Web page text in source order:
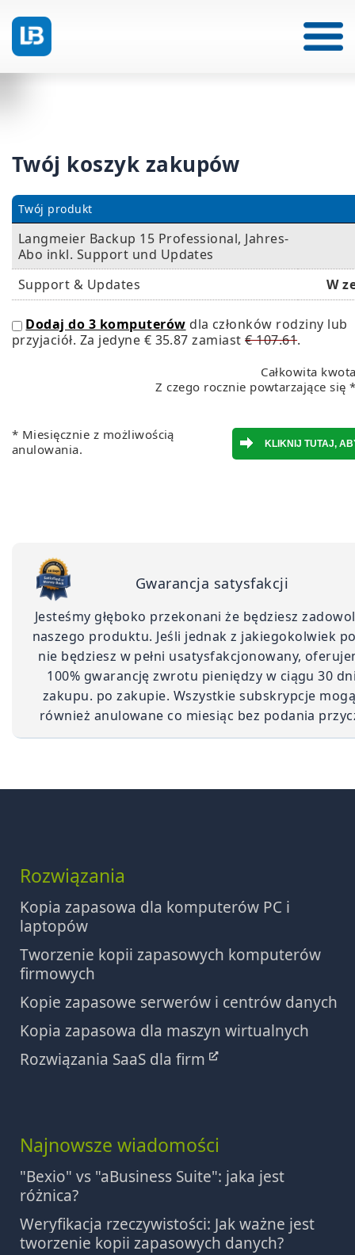
Twój koszyk zakupów
Twój produkt
Langmeier Backup 15 Professional, Jahres-
Abo inkl. Support und Updates
Support & Updates
W
Dodaj do 3 komputerów dla członków rodziny lub
przyjaciół. Za jedyne € 35.87 zamiast€ 107.61.
Całkowita
Z czego rocznie powtarzające się
* Miesięcznie z możliwością
anulowania.
Gwarancja satysfakcji
Jesteśmy głęboko przekonani że będziesz
naszego produktu. Jeśli jednak z jakiegokolwiek
nie będziesz w pełni usatysfakcjonowany,
100% gwarancję zwrotu pieniędzy w ciągu 30
zakupu. po zakupie. Wszystkie subskrypcje
również anulowane co miesiąc bez podania
Rozwiązania
Kopia zapasowa dla komputerów PC i
laptopów
Tworzenie kopii zapasowych komputerów
firmowych
Kopie zapasowe serwerów i centrów danych
Kopia zapasowa dla maszyn wirtualnych
Rozwiązania SaaS dla firm
Najnowsze wiadomości
"Bexio" vs "aBusiness Suite": jaka jest
różnica?
Weryfikacja rzeczywistości: Jak ważne jest
tworzenie kopii zapasowych danych?